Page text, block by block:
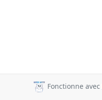
Fonctionne avec